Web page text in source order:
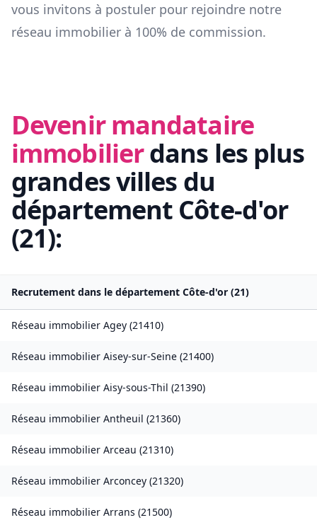
vous invitons à postuler pour rejoindre notre
réseau immobilier à 100% de commission.
Devenir mandataire
immobilierdans les plus
grandes villes du
département Côte-d'or
(21):
Recrutement dans le département Côte-d'or (21)
Réseau immobilier Agey (21410)
Réseau immobilier Aisey-sur-Seine (21400)
Réseau immobilier Aisy-sous-Thil (21390)
Réseau immobilier Antheuil (21360)
Réseau immobilier Arceau (21310)
Réseau immobilier Arconcey (21320)
Réseau immobilier Arrans (21500)